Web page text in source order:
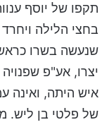
תקפו של יוסף
בחצי הלילה
שנעשה בשרו
יצרו, אע"פ
איש היתה, ואינה
של פלטי בן ליש.